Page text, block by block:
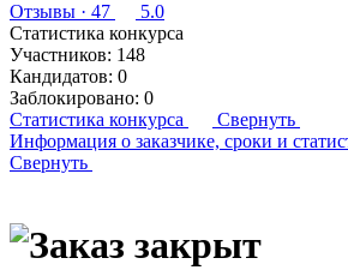
Отзывы · 47
5.0
Статистика конкурса
Участников: 148
Кандидатов: 0
Заблокировано: 0
Статистика конкурса
Свернуть
Информация о заказчике, сроки и
Свернуть